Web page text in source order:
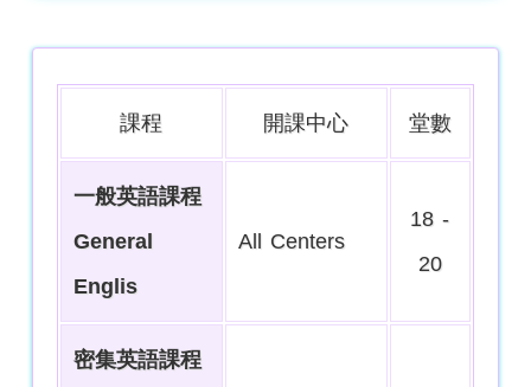
課程 開課中心 堂數
一般英語課程
General
Englis
All Centers
18 -
20
密集英語課程